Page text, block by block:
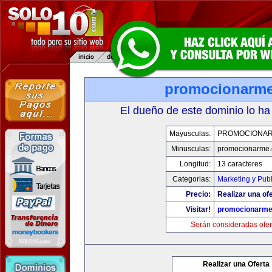
El dueño de este dominio lo
Mayusculas:
Minusculas:
Longitud:
13 caracteres
Categorias:
Marketing y
Precio:
Realizar una
Visitar!
Serán consideradas
Realizar una Oferta